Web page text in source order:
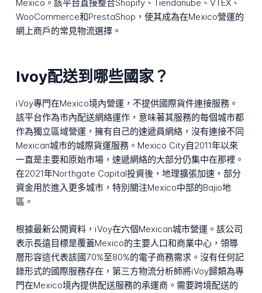
Mexico。該平台直接整合Shopify、Tiendanube、VTEX、
WooCommerce和PrestaShop，使其成為在Mexico營運的
網上商戶的常見物流選擇。
Ivoy配送到哪些國家？
iVoy專門在Mexico境內營運，不提供國際貨件連接服務。
該平台作為市內配送網絡運作，意味著其服務的每個城市都
作為獨立區域營運，擁有自己的速遞員網絡，沒有連接不同
Mexican城市的城際貨運服務。Mexico City自2011年以來
一直是主要和原始市場，速遞網絡的大部分仍集中在那裡。
在2021年Northgate Capital投資後，地理擴張加速，部分
資金用於進入更多城市，特別關注Mexico中部的Bajio地
區。
根據最新公開資料，iVoy在六個Mexican城市營運。該公司
表示長遠目標是覆蓋Mexico的主要人口和商業中心，領導
層形容這代表該國70%至80%的電子商務需求。沒有任何記
錄形式的國際服務存在，第三方物流分析師將iVoy歸類為專
門在Mexico境內提供配送服務的承運商。需要跨境配送的